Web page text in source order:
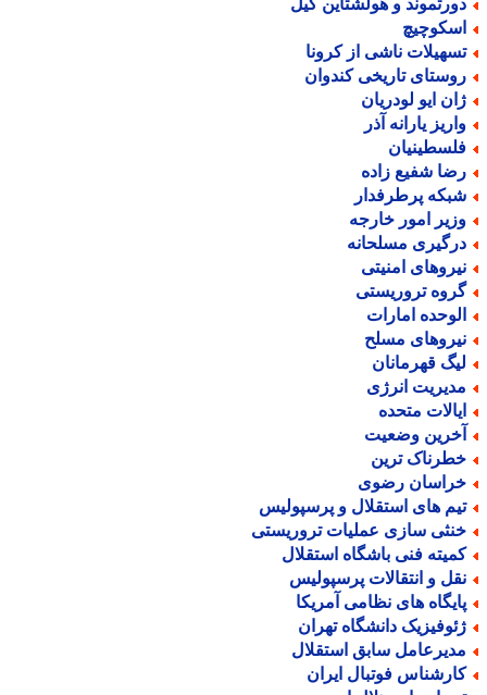
و هولشتاین کیل
ناشی از کرونا
تاریخی کندوان
ایو لودریان
یارانه آذر
شفیع زاده
پرطرفدار
امور خارجه
مسلحانه
امنیتی
تروریستی
امارات
مسلح
قهرمانان
انرژی
متحده
وضعیت
ترین
رضوی
های استقلال و پرسپولیس
سازی عملیات تروریستی
فنی باشگاه استقلال
و انتقالات پرسپولیس
های نظامی آمریکا
دانشگاه تهران
سابق استقلال
فوتبال ایران